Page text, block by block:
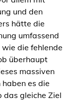
und den
hätte die
umfassend
die fehlende
überhaupt
massiven
es die
das gleiche Ziel